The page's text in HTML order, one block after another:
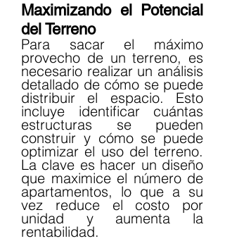
Maximizando el Potencial
del Terreno
Para sacar el máximo
provecho de un terreno, es
necesario realizar un análisis
detallado de cómo se puede
distribuir el espacio. Esto
incluye identificar cuántas
estructuras se pueden
construir y cómo se puede
optimizar el uso del terreno.
La clave es hacer un diseño
que maximice el número de
apartamentos, lo que a su
vez reduce el costo por
unidad y aumenta la
rentabilidad.